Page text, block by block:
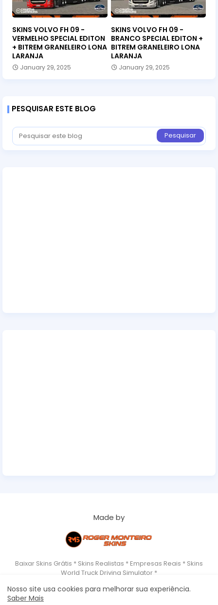
SKINS VOLVO FH 09 -
VERMELHO SPECIAL EDITON
+ BITREM GRANELEIRO LONA
LARANJA
January 29, 2025
SKINS VOLVO FH 09 -
BRANCO SPECIAL EDITON +
BITREM GRANELEIRO LONA
LARANJA
January 29, 2025
PESQUISAR ESTE BLOG
Made by
Baixar Skins Grátis * Skins Realistas * Empresas Reais * Skins
World Truck Driving Simulator *
Nosso site usa cookies para melhorar sua experiência.
Saber Mais